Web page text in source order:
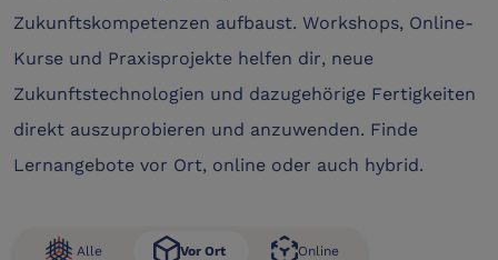
Zukunftskompetenzen aufbaust. Workshops, Online-
Kurse und Praxisprojekte helfen dir, neue
Zukunftstechnologien und dazugehörige Fertigkeiten
direkt auszuprobieren und anzuwenden. Finde
Lernangebote vor Ort, online oder auch hybrid.
Alle Vor Ort Online